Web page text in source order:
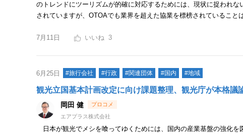
のトレンドにツーリズムが的確に対応するためには、現状に捉われ
されていますが、OTOAでも業界を超えた協業を標榜されていること
7月11日
3
6月25日 #旅行会社 #行政 #関連団体 #国内 #地域
観光立国基本計画改定に向け課題整理、観光庁が本格議
岡田 健
エアプラス株式会社
日本が観光でメシを喰ってゆくためには、国内の産業基盤の強化